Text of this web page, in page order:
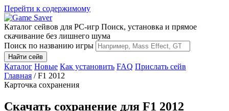
Перейти к содержимому
Каталог сейвов для PC-игр Поиск, установка и прямое
скачивание без лишнего шума
Поиск по названию игры
Найти сейв
Каталог Новые Как установить FAQ Прислать сейв
Главная / F1 2012
Карточка сохранения
Скачать сохранение для F1 2012